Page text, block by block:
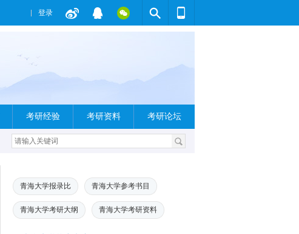
登录
考研经验 考研资料 考研论坛
青海大学报录比 青海大学参考书目
青海大学考研大纲 青海大学考研资料